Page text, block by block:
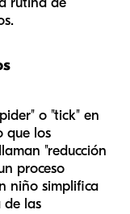
o "tick" en
que los
"reducción
proceso
niño simplifica
de las